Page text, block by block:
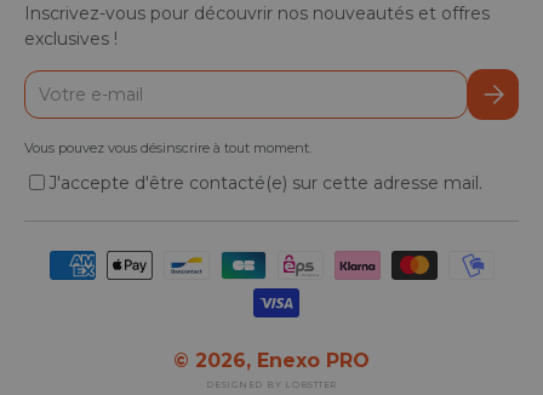
Inscrivez-vous pour découvrir nos nouveautés et offres
exclusives !
E-mail
Vous pouvez vous désinscrire à tout moment.
J'accepte d'être contacté(e) sur cette adresse mail.
Moyens de paiement acceptés
© 2026, Enexo PRO
DESIGNED BY LOBSTTER